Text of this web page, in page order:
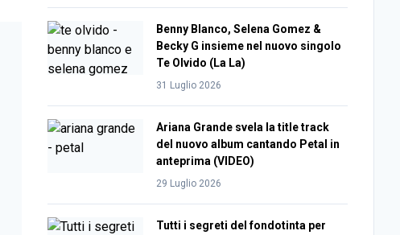
Benny Blanco, Selena Gomez &
Becky G insieme nel nuovo singolo
Te Olvido (La La)
31 Luglio 2026
Ariana Grande svela la title track
del nuovo album cantando Petal in
anteprima (VIDEO)
29 Luglio 2026
Tutti i segreti del fondotinta per